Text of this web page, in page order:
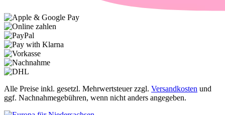
Alle Preise inkl. gesetzl. Mehrwertsteuer zzgl. Versandkosten und
ggf. Nachnahmegebühren, wenn nicht anders angegeben.